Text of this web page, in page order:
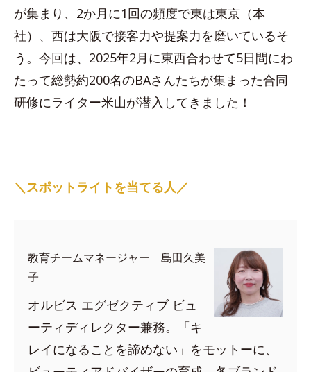
が集まり、2か月に1回の頻度で東は東京（本
社）、西は大阪で接客力や提案力を磨いているそ
う。今回は、2025年2月に東西合わせて5日間にわ
たって総勢約200名のBAさんたちが集まった合同
研修にライター米山が潜入してきました！
＼スポットライトを当てる人／
教育チームマネージャー 島田久美
子
オルビス エグゼクティブ ビュ
ーティディレクター兼務。「キ
レイになることを諦めない」をモットーに、